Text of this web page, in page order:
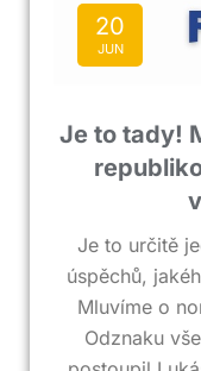
20
JUN
Je to tady!
Je to určitě
úspěchů,
Mluvíme o
Odznaku